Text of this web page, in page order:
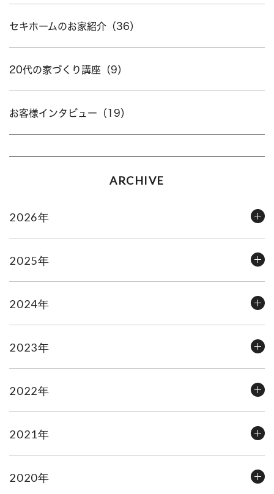
セキホームのお家紹介（36）
20代の家づくり講座（9）
お客様インタビュー（19）
ARCHIVE
2026年
2025年
2024年
2023年
2022年
2021年
2020年